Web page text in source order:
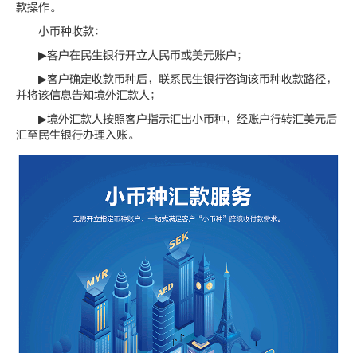
款操作。
小币种收款：
▶客户在民生银行开立人民币或美元账户；
▶客户确定收款币种后，联系民生银行咨询该币种收款路径，
并将该信息告知境外汇款人；
▶境外汇款人按照客户指示汇出小币种，经账户行转汇美元后
汇至民生银行办理入账。